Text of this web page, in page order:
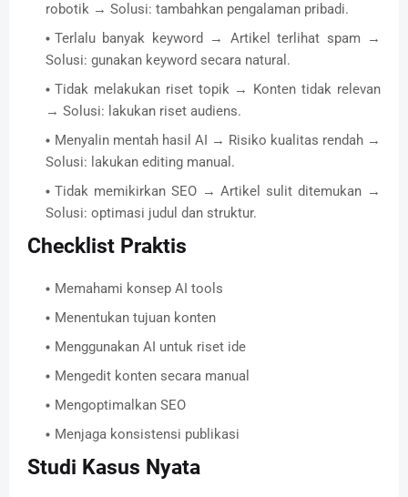
robotik → Solusi: tambahkan pengalaman pribadi.
Terlalu banyak keyword → Artikel terlihat spam →
Solusi: gunakan keyword secara natural.
Tidak melakukan riset topik → Konten tidak relevan
→ Solusi: lakukan riset audiens.
Menyalin mentah hasil AI → Risiko kualitas rendah →
Solusi: lakukan editing manual.
Tidak memikirkan SEO → Artikel sulit ditemukan →
Solusi: optimasi judul dan struktur.
Checklist Praktis
Memahami konsep AI tools
Menentukan tujuan konten
Menggunakan AI untuk riset ide
Mengedit konten secara manual
Mengoptimalkan SEO
Menjaga konsistensi publikasi
Studi Kasus Nyata